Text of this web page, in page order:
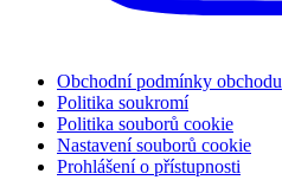
Obchodní podmínky obchodu
Politika soukromí
Politika souborů cookie
Nastavení souborů cookie
Prohlášení o přístupnosti